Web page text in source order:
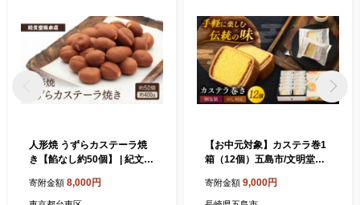
人形焼 うずらカステーラ焼
き【餡なし約50個】 | 紀文堂
イーツ ギフト 化粧箱 贈答
寄附金額 8,000円
【お中元対象】カステラ巻1
箱（12個）五島市/文明堂総
ラ 長崎カステラ 土産 ギフト
かすてら お菓子 菓子 和菓子
寄附金額 9,000円